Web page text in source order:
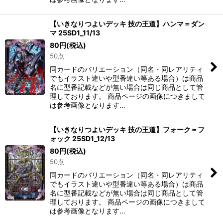
【いきなりつよいデッキ 技の王道】ハンマ＝ダン
マ 25SD1_11/13
80円(税込)
50点
同カードのバリエーション（同名・同レアリティ
でもイラスト違いや型番違い等ある場合）は商品
名に型番記載などが無い場合は同じ商品として管
理しております。 商品ページの画像につきまして
は参考画像となります…
【いきなりつよいデッキ 技の王道】フォーク＝フ
ォック 25SD1_12/13
80円(税込)
50点
同カードのバリエーション（同名・同レアリティ
でもイラスト違いや型番違い等ある場合）は商品
名に型番記載などが無い場合は同じ商品として管
理しております。 商品ページの画像につきまして
は参考画像となります…